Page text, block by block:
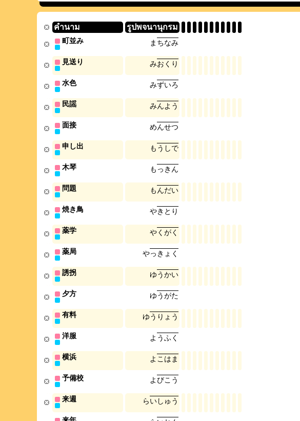
คำนาม รูปพจนานุกรม
町並み ま ちなみ
見送り みお く り
水色 みずいろ
民謡 みんよ う
面接 めんせつ
申し出 も う しで
木琴 も っ き ん
問題 も んだい
焼き鳥 やき と り
薬学 やく がく
薬局 やっ き ょ く
誘拐 ゆうかい
夕方 ゆうがた
有料 ゆう り ょ う
洋服 よ うふ く
横浜 よ こ は ま
予備校 よびこ う
来週 らいし ゅ う